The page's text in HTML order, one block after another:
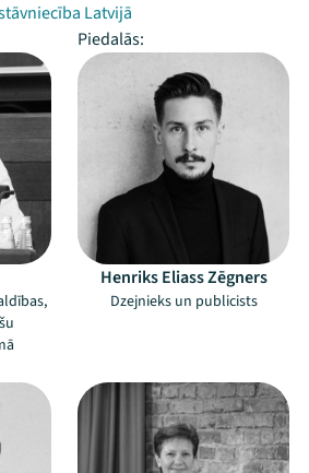
Latvijā
Piedalās:
Henriks Eliass Zēgners
Dzejnieks un publicists